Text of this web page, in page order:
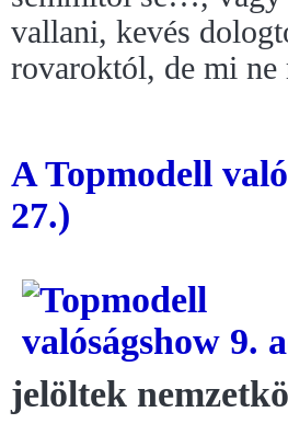
vallani, kevés
rovaroktól, de mi
A Topmodell
27.)
jelöltek